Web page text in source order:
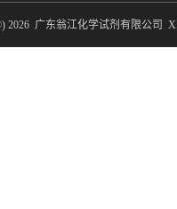
2026 广东翁江化学试剂有限公司